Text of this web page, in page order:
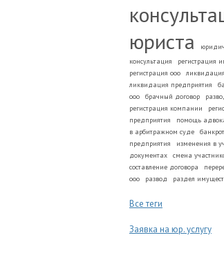
юриста
консультация
регистрация
регистрация ооо
ликвидация предприятия
ооо
брачный договор
регистрация компании
предприятия
помощь
в арбитражном суде
предприятия
изменения в
документах
смена
составление договора
ооо
развод раздел
Все теги
Заявка на юр. услугу